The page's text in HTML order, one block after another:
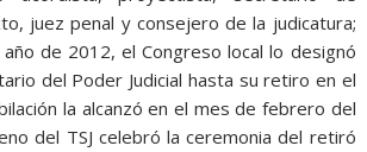
juez penal y consejero de la judicatura;
de 2012, el Congreso local lo designó
del Poder Judicial hasta su retiro en el
la alcanzó en el mes de febrero del
del TSJ celebró la ceremonia del retiró